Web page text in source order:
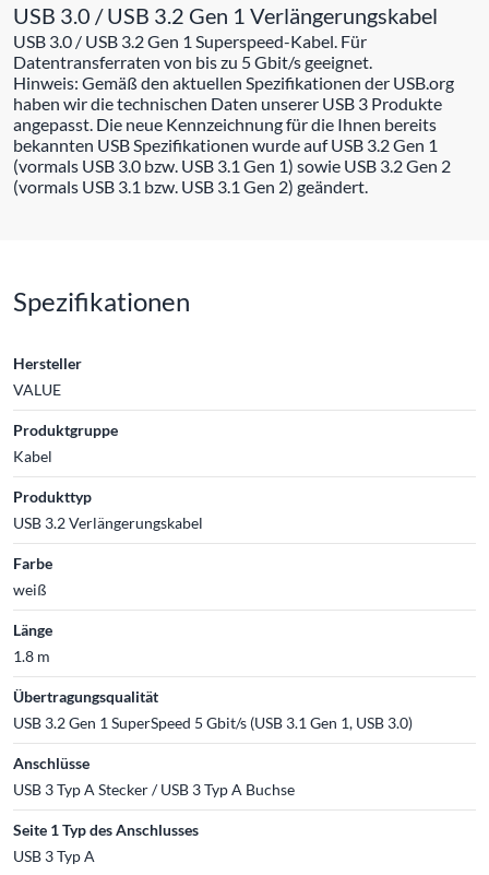
USB 3.0 / USB 3.2 Gen 1 Verlängerungskabel
USB 3.0 / USB 3.2 Gen 1 Superspeed-Kabel. Für
Datentransferraten von bis zu 5 Gbit/s geeignet.
Hinweis: Gemäß den aktuellen Spezifikationen der USB.org
haben wir die technischen Daten unserer USB 3 Produkte
angepasst. Die neue Kennzeichnung für die Ihnen bereits
bekannten USB Spezifikationen wurde auf USB 3.2 Gen 1
(vormals USB 3.0 bzw. USB 3.1 Gen 1) sowie USB 3.2 Gen 2
(vormals USB 3.1 bzw. USB 3.1 Gen 2) geändert.
Spezifikationen
Hersteller
VALUE
Produktgruppe
Kabel
Produkttyp
USB 3.2 Verlängerungskabel
Farbe
weiß
Länge
1.8 m
Übertragungsqualität
USB 3.2 Gen 1 SuperSpeed 5 Gbit/s (USB 3.1 Gen 1, USB 3.0)
Anschlüsse
USB 3 Typ A Stecker / USB 3 Typ A Buchse
Seite 1 Typ des Anschlusses
USB 3 Typ A